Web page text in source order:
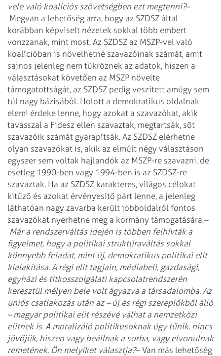
vele való koalíciós szövetségben ezt megtenni?–
Megvan a lehetőség arra, hogy az SZDSZ által
korábban képviselt nézetek sokkal több embert
vonzzanak, mint most. Az SZDSZ az MSZP-vel való
koalícióban is növelhetné szavazóinak számát, amit
sajnos jelenleg nem tükröznek az adatok, hiszen a
választásokat követően az MSZP növelte
támogatottságát, az SZDSZ pedig veszített amúgy sem
túl nagy bázisából. Holott a demokratikus oldalnak
elemi érdeke lenne, hogy azokat a szavazókat, akik
tavasszal a Fidesz ellen szavaztak, megtartsák, sőt
szavazóik számát gyarapítsák. Az SZDSZ elérhetne
olyan szavazókat is, akik az elmúlt négy választáson
egyszer sem voltak hajlandók az MSZP-re szavazni, de
esetleg 1990-ben vagy 1994-ben is az SZDSZ-re
szavaztak. Ha az SZDSZ karakteres, világos célokat
kitűző és azokat érvényesítő párt lenne, a jelenleg
láthatóan nagy zavarba került jobboldalról fontos
szavazókat nyerhetne meg a kormány támogatására.–
Már a rendszerváltás idején is többen felhívták a
figyelmet, hogy a politikai struktúraváltás sokkal
könnyebb feladat, mint új, demokratikus politikai elit
kialakítása. A régi elit tagjain, médiabeli, gazdasági,
egyházi és titkosszolgálati kapcsolatrendszerén
keresztül mélyen bele volt ágyazva a társadalomba. Az
uniós csatlakozás után az – új és régi szereplőkből álló
– magyar politikai elit részévé válhat a nemzetközi
elitnek is. A moralizáló politikusoknak úgy tűnik, nincs
jövőjük, hiszen vagy beállnak a sorba, vagy elvonulnak
remetének. Ön melyiket választja?– Van más lehetőség